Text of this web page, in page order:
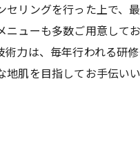
リングを行った上で、
ューも多数ご用意して
力は、毎年行われる研
肌を目指してお手伝い